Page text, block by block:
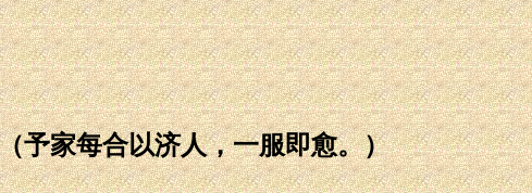
家每合以济人，一服即愈。）